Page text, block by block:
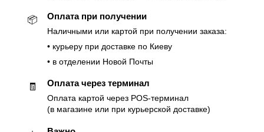
📦 Оплата при получении
Наличными или картой при получении заказа:
• курьеру при доставке по Киеву
• в отделении Новой Почты
🧾 Оплата через терминал
Оплата картой через POS-терминал
(в магазине или при курьерской доставке)